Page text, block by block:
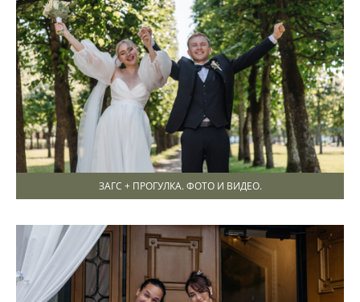
ЗАГС + ПРОГУЛКА. ФОТО И ВИДЕО.